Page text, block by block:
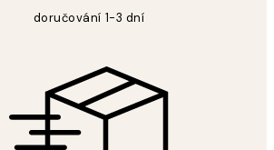
doručování 1-3 dní